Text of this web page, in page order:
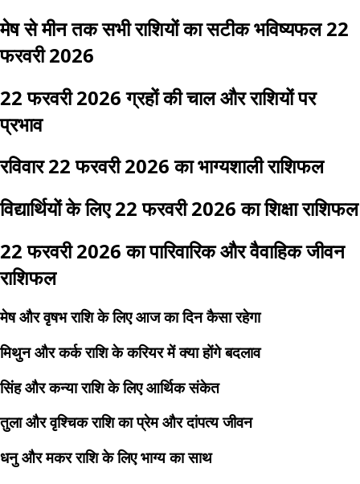
मेष से मीन तक सभी राशियों का सटीक भविष्यफल 22
फरवरी 2026
22 फरवरी 2026 ग्रहों की चाल और राशियों पर
प्रभाव
रविवार 22 फरवरी 2026 का भाग्यशाली राशिफल
विद्यार्थियों के लिए 22 फरवरी 2026 का शिक्षा राशिफल
22 फरवरी 2026 का पारिवारिक और वैवाहिक जीवन
राशिफल
मेष और वृषभ राशि के लिए आज का दिन कैसा रहेगा
मिथुन और कर्क राशि के करियर में क्या होंगे बदलाव
सिंह और कन्या राशि के लिए आर्थिक संकेत
तुला और वृश्चिक राशि का प्रेम और दांपत्य जीवन
धनु और मकर राशि के लिए भाग्य का साथ